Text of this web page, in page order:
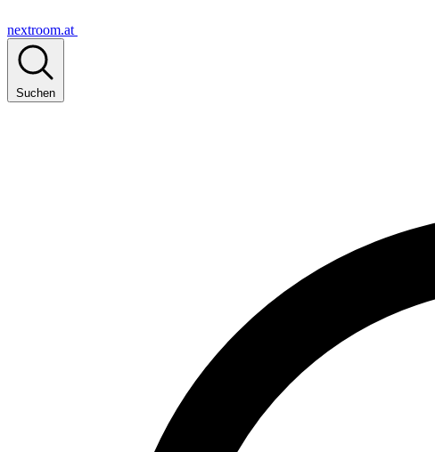
nextroom.at
Suchen